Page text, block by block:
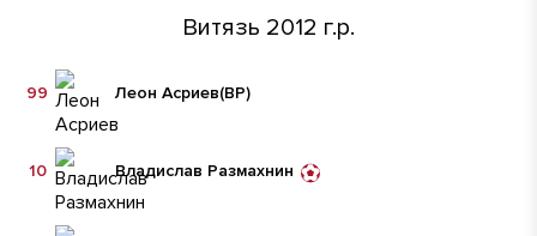
Витязь 2012 г.р.
Леон Асриев(ВР)
99
Владислав Размахнин
10